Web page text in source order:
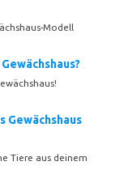
Modell
Gewächshaus
Tiere aus deinem